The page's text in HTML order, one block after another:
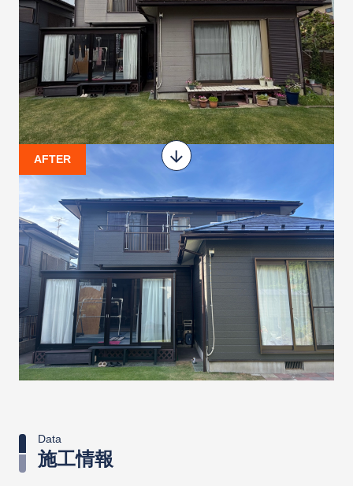
AFTER
施工情報
Data